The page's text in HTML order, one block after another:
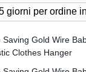
giorni per ordine